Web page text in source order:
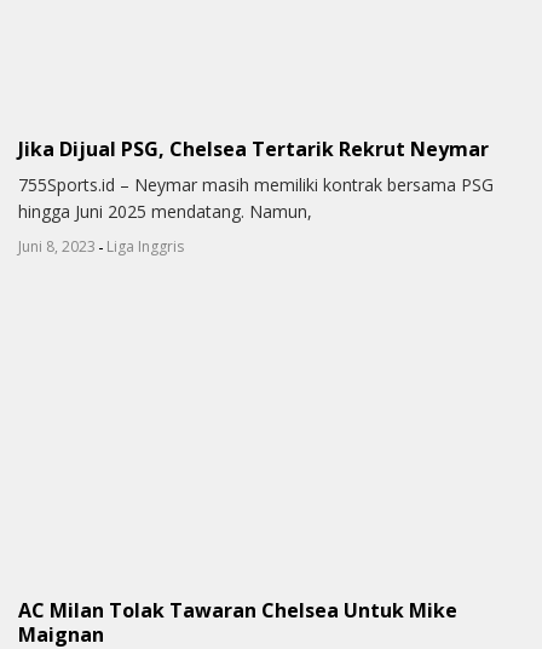
Jika Dijual PSG, Chelsea Tertarik Rekrut Neymar
755Sports.id – Neymar masih memiliki kontrak bersama PSG
hingga Juni 2025 mendatang. Namun,
Juni 8, 2023 - Liga Inggris
AC Milan Tolak Tawaran Chelsea Untuk Mike
Maignan